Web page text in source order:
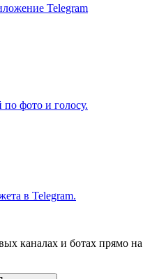
Telegram
фото и голосу.
в Telegram.
каналах и ботаx прямо на